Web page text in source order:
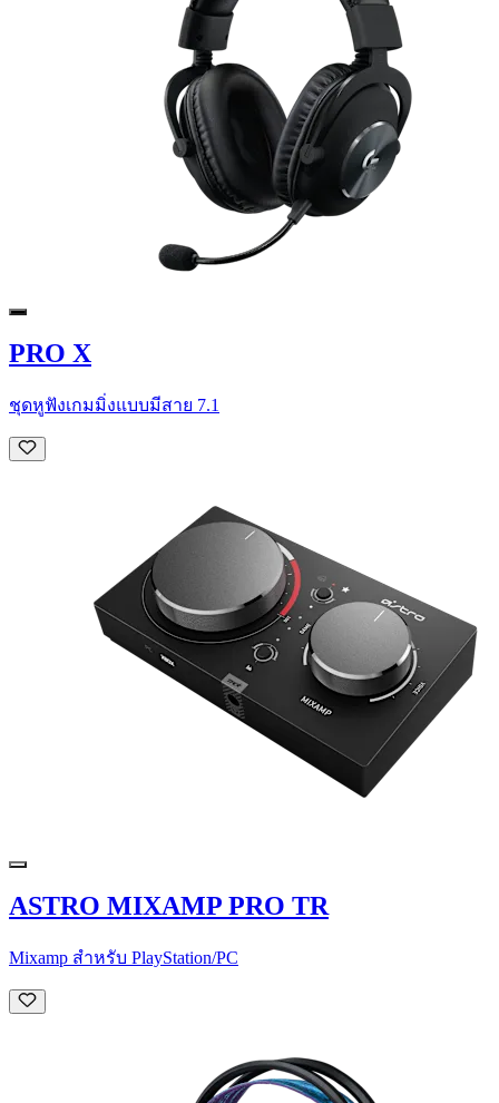
PRO X
ชุดหูฟังเกมมิ่งแบบมีสาย 7.1
ASTRO MIXAMP PRO TR
Mixamp สำหรับ PlayStation/PC